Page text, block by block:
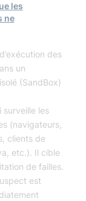
les
ne
des
un
(SandBox)
surveille les
(navigateurs,
clients de
etc.). Il cible
de failles.
est